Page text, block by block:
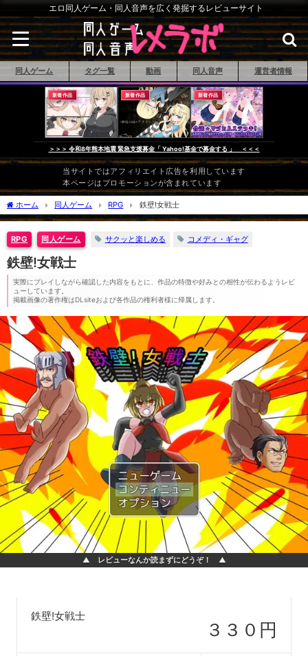
エロ同人ゲーム・同人音声を広く発掘するレビューサイト
同人ゲーム タグ一覧 動画 同人音声 運営者情報
新着作品 新着作品 新着作品
＞＞＞ 令和8年熊本地震 緊急支援募金「 Yahoo!基金で募金する 」 ＜＜＜
当サイトではアフィリエイト広告を利用しています
本ページはプロモーションが含まれています
ホーム 同人ゲーム RPG 鉄壁!女戦士
RPG 同人ゲーム サクッと楽しめる コメディ・ギャグ
鉄壁!女戦士
実際にプレイしながら確認した内容をもとに、作品の特徴や好みとの相性が伝わるようレビ
ューしています。
掲載画像の著作権はDLsiteおよび各作品の権利者様に帰属します。
▲ レビューなんか読まずにどうぞ！ ▲
鉄壁!女戦士
３３０円